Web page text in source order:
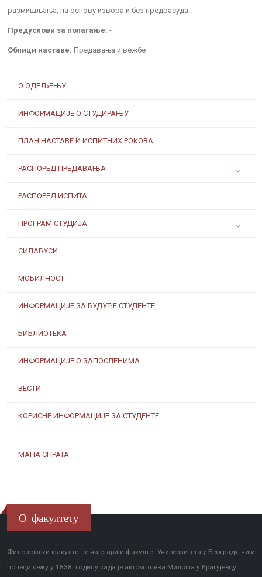
О ОДЕЉЕЊУ
ИНФОРМАЦИЈЕ О СТУДИРАЊУ
ПЛАН НАСТАВЕ И ИСПИТНИХ РОКОВА
РАСПОРЕД ПРЕДАВАЊА
РАСПОРЕД ИСПИТА
ПРОГРАМ СТУДИЈА
СИЛАБУСИ
МОБИЛНОСТ
ИНФОРМАЦИЈЕ ЗА БУДУЋЕ СТУДЕНТЕ
БИБЛИОТЕКА
ИНФОРМАЦИЈЕ О ЗАПОСЛЕНИМА
ВЕСТИ
КОРИСНЕ ИНФОРМАЦИЈЕ ЗА СТУДЕНТЕ
МАПА СПРАТА
размишљања, на основу извора и без предрасуда.
Предуслови за полагање: -
Облици наставе: Предавања и вежбе
О факултету
Филозофски факултет је најстарији факултет Универзитета у Београду, чији
почеци сежу у 1838. годину када је актом кнеза Милоша у Крагујевцу